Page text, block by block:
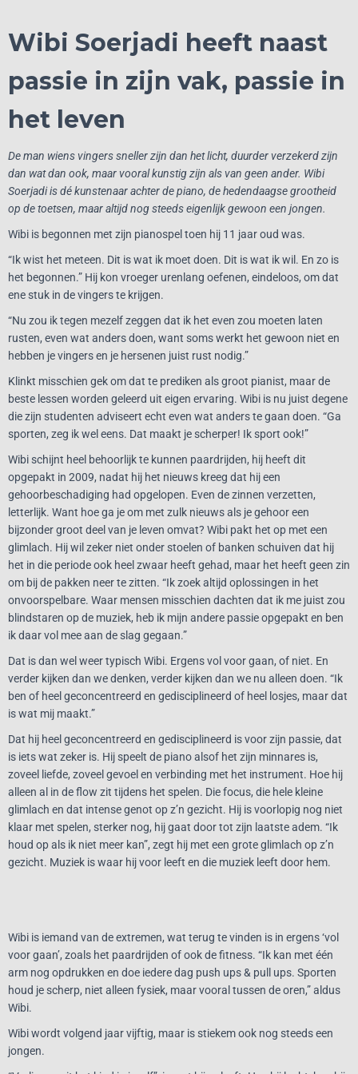
Wibi Soerjadi heeft naast
passie in zijn vak, passie in
het leven
De man wiens vingers sneller zijn dan het licht, duurder verzekerd zijn
dan wat dan ook, maar vooral kunstig zijn als van geen ander. Wibi
Soerjadi is dé kunstenaar achter de piano, de hedendaagse grootheid
op de toetsen, maar altijd nog steeds eigenlijk gewoon een jongen.
Wibi is begonnen met zijn pianospel toen hij 11 jaar oud was.
“Ik wist het meteen. Dit is wat ik moet doen. Dit is wat ik wil. En zo is
het begonnen.” Hij kon vroeger urenlang oefenen, eindeloos, om dat
ene stuk in de vingers te krijgen.
“Nu zou ik tegen mezelf zeggen dat ik het even zou moeten laten
rusten, even wat anders doen, want soms werkt het gewoon niet en
hebben je vingers en je hersenen juist rust nodig.”
Klinkt misschien gek om dat te prediken als groot pianist, maar de
beste lessen worden geleerd uit eigen ervaring. Wibi is nu juist degene
die zijn studenten adviseert echt even wat anders te gaan doen. “Ga
sporten, zeg ik wel eens. Dat maakt je scherper! Ik sport ook!”
Wibi schijnt heel behoorlijk te kunnen paardrijden, hij heeft dit
opgepakt in 2009, nadat hij het nieuws kreeg dat hij een
gehoorbeschadiging had opgelopen. Even de zinnen verzetten,
letterlijk. Want hoe ga je om met zulk nieuws als je gehoor een
bijzonder groot deel van je leven omvat? Wibi pakt het op met een
glimlach. Hij wil zeker niet onder stoelen of banken schuiven dat hij
het in die periode ook heel zwaar heeft gehad, maar het heeft geen zin
om bij de pakken neer te zitten. “Ik zoek altijd oplossingen in het
onvoorspelbare. Waar mensen misschien dachten dat ik me juist zou
blindstaren op de muziek, heb ik mijn andere passie opgepakt en ben
ik daar vol mee aan de slag gegaan.”
Dat is dan wel weer typisch Wibi. Ergens vol voor gaan, of niet. En
verder kijken dan we denken, verder kijken dan we nu alleen doen. “Ik
ben of heel geconcentreerd en gedisciplineerd of heel losjes, maar dat
is wat mij maakt.”
Dat hij heel geconcentreerd en gedisciplineerd is voor zijn passie, dat
is iets wat zeker is. Hij speelt de piano alsof het zijn minnares is,
zoveel liefde, zoveel gevoel en verbinding met het instrument. Hoe hij
alleen al in de flow zit tijdens het spelen. Die focus, die hele kleine
glimlach en dat intense genot op z’n gezicht. Hij is voorlopig nog niet
klaar met spelen, sterker nog, hij gaat door tot zijn laatste adem. “Ik
houd op als ik niet meer kan”, zegt hij met een grote glimlach op z’n
gezicht. Muziek is waar hij voor leeft en die muziek leeft door hem.
Wibi is iemand van de extremen, wat terug te vinden is in ergens ‘vol
voor gaan’, zoals het paardrijden of ook de fitness. “Ik kan met één
arm nog opdrukken en doe iedere dag push ups & pull ups. Sporten
houd je scherp, niet alleen fysiek, maar vooral tussen de oren,” aldus
Wibi.
Wibi wordt volgend jaar vijftig, maar is stiekem ook nog steeds een
jongen.